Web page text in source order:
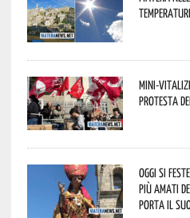
Mini-
protesta
Oggi si
più amati
porta il